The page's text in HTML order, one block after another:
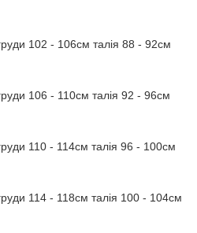
102 - 106см талія 88 - 92см
106 - 110см талія 92 - 96см
110 - 114см талія 96 - 100см
114 - 118см талія 100 - 104см